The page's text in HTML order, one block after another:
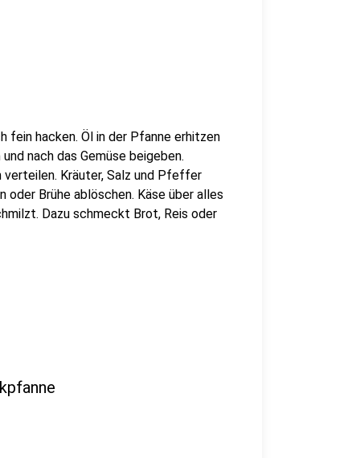
fein hacken. Öl in der Pfanne erhitzen
nach das Gemüse beigeben.
Kräuter, Salz und Pfeffer
oder Brühe ablöschen. Käse über alles
Dazu schmeckt Brot, Reis oder